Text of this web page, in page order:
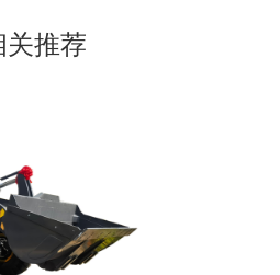
关推荐